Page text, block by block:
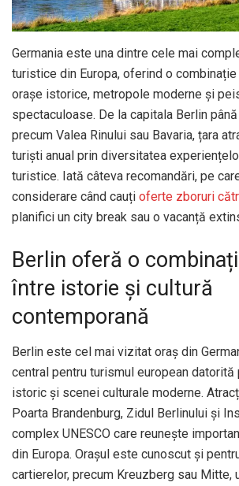
Germania este una dintre cele mai
turistice din Europa, oferind o
orașe istorice, metropole moderne și
spectaculoase. De la capitala Berlin
precum Valea Rinului sau Bavaria, țara
turiști anual prin diversitatea
turistice. Iată câteva recomandări, pe
considerare când cauți oferte zboruri
planifici un city break sau o vacanță
Berlin oferă o
între istorie și cultură
contemporană
Berlin este cel mai vizitat oraș din
central pentru turismul european
istoric și scenei culturale moderne.
Poarta Brandenburg, Zidul Berlinului și
complex UNESCO care reunește
din Europa. Orașul este cunoscut și
cartierelor, precum Kreuzberg sau Mitte,